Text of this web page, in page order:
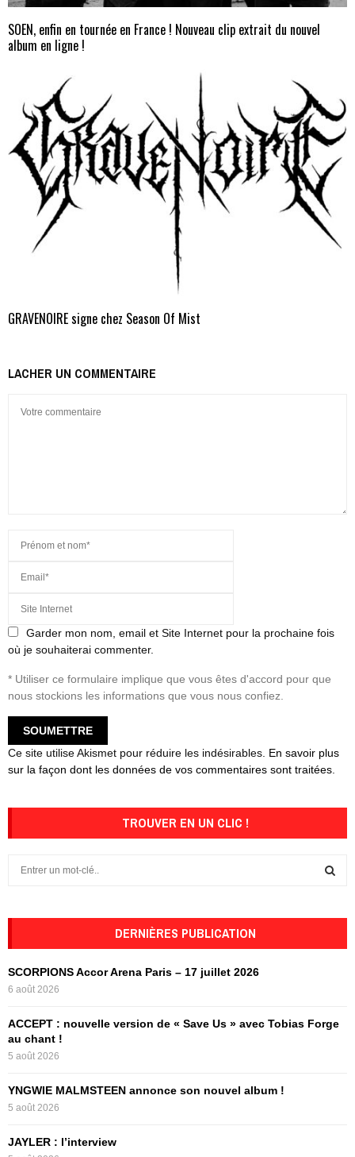
SOEN, enfin en tournée en France ! Nouveau clip extrait du nouvel
album en ligne !
GRAVENOIRE signe chez Season Of Mist
LACHER UN COMMENTAIRE
Garder mon nom, email et Site Internet pour la prochaine fois
où je souhaiterai commenter.
* Utiliser ce formulaire implique que vous êtes d'accord pour que
nous stockions les informations que vous nous confiez.
Ce site utilise Akismet pour réduire les indésirables. En savoir plus
sur la façon dont les données de vos commentaires sont traitées
TROUVER EN UN CLIC !
o
r
C
DERNIÈRES PUBLICATION
SCORPIONS Accor Arena Paris – 17 juillet 2026
6 août 2026
ACCEPT : nouvelle version de « Save Us » avec Tobias Forge
au chant !
5 août 2026
YNGWIE MALMSTEEN annonce son nouvel album !
5 août 2026
JAYLER : l’interview